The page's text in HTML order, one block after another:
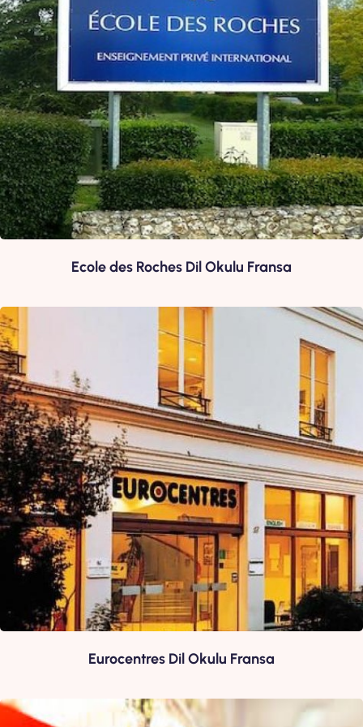
Fransızcayı yerinde öğrenerek günlük hayatta sık sık
pratik yapabilir;
Fransa’nın tarihi yapıları ve müzelerini gezerek,
muhteşem festivallere katılarak eşsiz deneyimler
yaşayabilir;
Uluslararası standartlarda eğitim sunan dil
okullarında aksanlı şekilde Fransızcanı öğrenebilir
Fransızca öğrenerek, kariyerine büyük bir avantaj
sağlayabilirsin..
Gowest, başvuru sürecinin her aşamasında sana rehberlik
ederek sürecinizi kolaylaştırır. Fransa da dil eğitimi almak, dil
sağlayacak ve dil okullarının sunduğu fırsatları keşfetmene
yardımcı olacaktır.
En iyi fiyatlarla Fransa dil okullarına kayıt olmak ve sürecinin
sorunsuz şekilde yönetmek için Gowest ile
iletişime
geçebilir, Fransa dil eğitimine dair tüm detayları
öğrenebilirsin.
Ecole des Roches Dil Okulu Fransa
Eurocentres Dil Okulu Fransa